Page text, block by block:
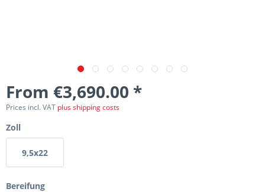
From €3,690.00 *
Prices incl. VAT plus shipping costs
Zoll
9,5x22
Bereifung